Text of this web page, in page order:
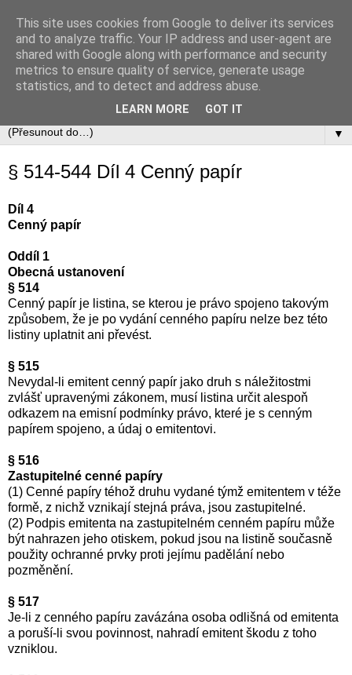
Občanský zákoník
Zákon č. 89/2012 Sb., občanský zákoník v úplném aktuálním
znění včetně automaticky zapracovávaných změn.
▼
§ 514-544 Díl 4 Cenný papír
Díl 4
Cenný papír
Oddíl 1
Obecná ustanovení
§ 514
Cenný papír je listina, se kterou je právo spojeno takovým
způsobem, že je po vydání cenného papíru nelze bez této
listiny uplatnit ani převést.
§ 515
Nevydal-li emitent cenný papír jako druh s náležitostmi
zvlášť upravenými zákonem, musí listina určit alespoň
odkazem na emisní podmínky právo, které je s cenným
papírem spojeno, a údaj o emitentovi.
§ 516
Zastupitelné cenné papíry
(1) Cenné papíry téhož druhu vydané týmž emitentem v téže
formě, z nichž vznikají stejná práva, jsou zastupitelné.
(2) Podpis emitenta na zastupitelném cenném papíru může
být nahrazen jeho otiskem, pokud jsou na listině současně
použity ochranné prvky proti jejímu padělání nebo
pozměnění.
§ 517
Je-li z cenného papíru zavázána osoba odlišná od emitenta
a poruší-li svou povinnost, nahradí emitent škodu z toho
vzniklou.
This site uses cookies from Google to deliver its services
and to analyze traffic. Your IP address and user-agent are
shared with Google along with performance and security
metrics to ensure quality of service, generate usage
statistics, and to detect and address abuse.
LEARN MORE GOT IT